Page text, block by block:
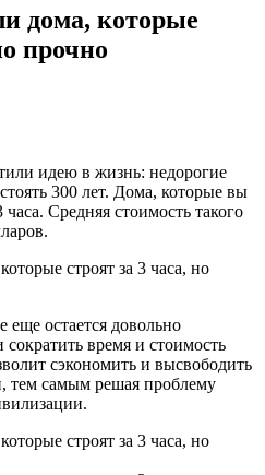
дома, которые
прочно
идею в жизнь: недорогие
300 лет. Дома, которые вы
Средняя стоимость такого
еще остается довольно
время и стоимость
сэкономить и высвободить
тем самым решая проблему